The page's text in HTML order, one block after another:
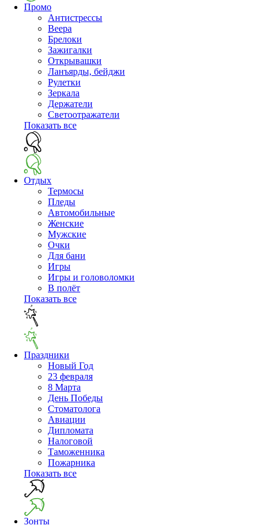
Промо
Антистрессы
Веера
Брелоки
Зажигалки
Открывашки
Ланъярды, бейджи
Рулетки
Зеркала
Держатели
Светоотражатели
Показать все
Отдых
Термосы
Пледы
Автомобильные
Женские
Мужские
Очки
Для бани
Игры
Игры и головоломки
В полёт
Показать все
Праздники
Новый Год
23 февраля
8 Марта
День Победы
Cтоматолога
Авиации
Дипломата
Налоговой
Таможенника
Пожарника
Показать все
Зонты